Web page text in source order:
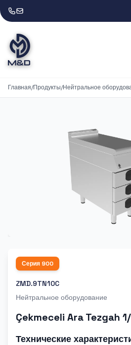
Главная/Продукты/Нейтральное
Серия 900
ZMD.9TN10C
Нейтральное оборудование
Çekmeceli Ara Tezgah
Технические